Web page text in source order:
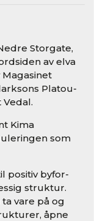
Storgate,
av elva
Magasinet
Platou­-
Kima
som
positiv byfor­
struktur.
vare på og
åpne